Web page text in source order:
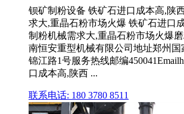
钡矿制粉设备 铁矿石进口成本高,陕
求大,重晶石粉市场火爆 铁矿石进口
制粉机械需求大,重晶石粉市场火爆
南恒安重型机械有限公司地址郑州
锦江路1号服务热线邮编
口成本高,陕西 ...
联系电话: 180 3780 8511